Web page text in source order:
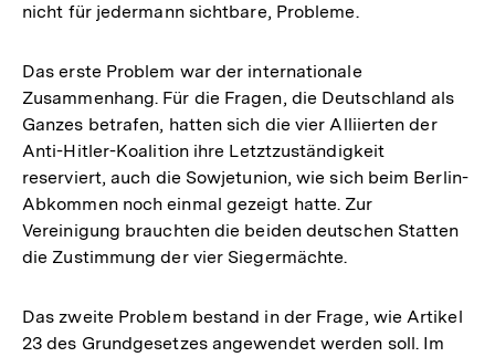
nicht für jedermann sichtbare, Probleme.
Das erste Problem war der internationale
Zusammenhang. Für die Fragen, die Deutschland als
Ganzes betrafen, hatten sich die vier Alliierten der
Anti-Hitler-Koalition ihre Letztzuständigkeit
reserviert, auch die Sowjetunion, wie sich beim Berlin-
Abkommen noch einmal gezeigt hatte. Zur
Vereinigung brauchten die beiden deutschen Statten
die Zustimmung der vier Siegermächte.
Das zweite Problem bestand in der Frage, wie Artikel
23 des Grundgesetzes angewendet werden soll. Im